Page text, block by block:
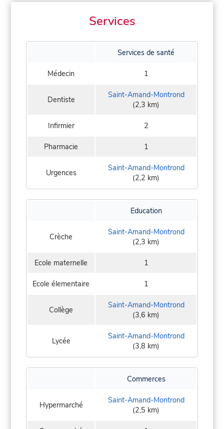
Services
Services de santé
Médecin 1
Dentiste
Saint-Amand-Montrond
(2,3 km)
Infirmier 2
Pharmacie 1
Urgences
Saint-Amand-Montrond
(2,2 km)
Education
Crèche
Saint-Amand-Montrond
(2,3 km)
Ecole maternelle 1
Ecole élementaire 1
Collège
Saint-Amand-Montrond
(3,6 km)
Lycée
Saint-Amand-Montrond
(3,8 km)
Commerces
Hypermarché
Saint-Amand-Montrond
(2,5 km)